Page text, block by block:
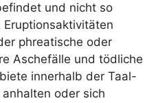
und nicht so
phreatische oder
Aschefälle und tödliche
innerhalb der Taal-
oder sich